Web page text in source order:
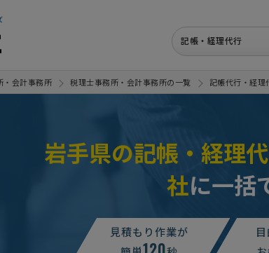
記帳・経理代行
・会計事務所 税理士事務所・会計事務所の一覧 記帳代行・経理
岩手県の記帳・経理
社に一括
見積もり作業が